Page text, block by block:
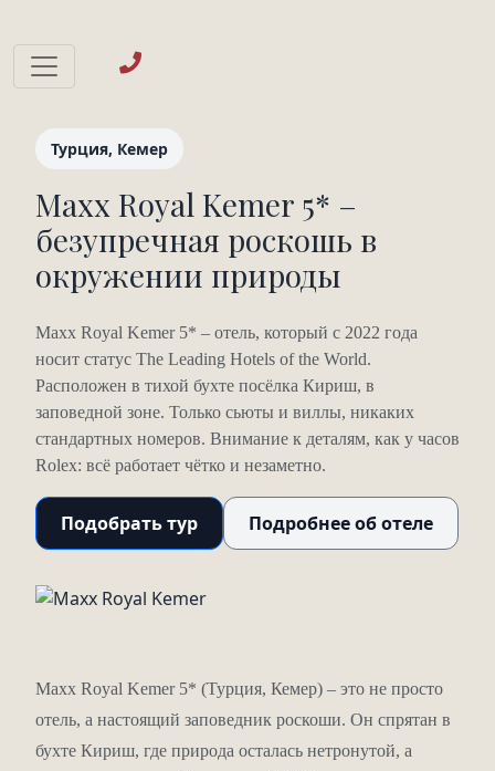
Турция, Кемер
Maxx Royal Kemer 5* –
безупречная роскошь в
окружении природы
Maxx Royal Kemer 5* – отель, который с 2022 года
носит статус The Leading Hotels of the World.
Расположен в тихой бухте посёлка Кириш, в
заповедной зоне. Только сьюты и виллы, никаких
стандартных номеров. Внимание к деталям, как у часов
Rolex: всё работает чётко и незаметно.
Подобрать тур Подробнее об отеле
Maxx Royal Kemer 5* (Турция, Кемер) – это не просто
отель, а настоящий заповедник роскоши. Он спрятан в
бухте Кириш, где природа осталась нетронутой, а